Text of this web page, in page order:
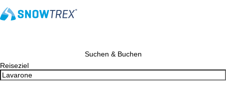
Suchen & Buchen
Reiseziel